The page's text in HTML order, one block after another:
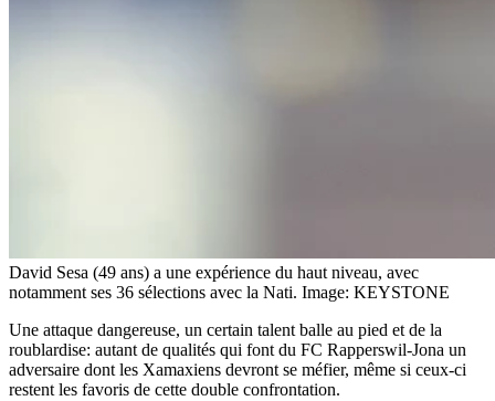
David Sesa (49 ans) a une expérience du haut niveau, avec
notamment ses 36 sélections avec la Nati. Image: KEYSTONE
Une attaque dangereuse, un certain talent balle au pied et de la
roublardise: autant de qualités qui font du FC Rapperswil-Jona un
adversaire dont les Xamaxiens devront se méfier, même si ceux-ci
restent les favoris de cette double confrontation.